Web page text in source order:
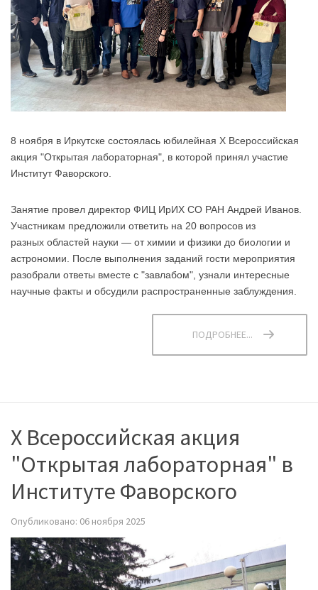
8 ноября в Иркутске состоялась юбилейная X Всероссийская
акция "Открытая лабораторная", в которой принял участие
Институт Фаворского.
Занятие провел директор ФИЦ ИрИХ СО РАН Андрей Иванов.
Участникам предложили ответить на 20 вопросов из
разных областей науки — от химии и физики до биологии и
астрономии. После выполнения заданий гости мероприятия
разобрали ответы вместе с "завлабом", узнали интересные
научные факты и обсудили распространенные заблуждения.
ПОДРОБНЕЕ...
X Всероссийская акция
"Открытая лабораторная" в
Институте Фаворского
Опубликовано: 06 ноября 2025